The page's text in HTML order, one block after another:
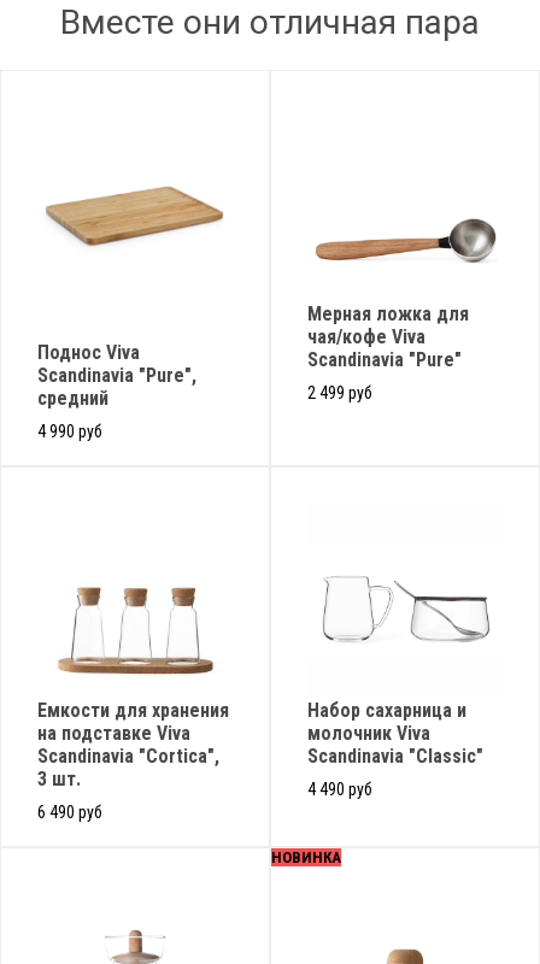
Вместе они отличная пара
Поднос Viva
Scandinavia "Pure",
средний
4 990 руб
Мерная ложка для
чая/кофе Viva
Scandinavia "Pure"
2 499 руб
Емкости для хранения
на подставке Viva
Scandinavia "Cortica",
3 шт.
6 490 руб
Набор сахарница и
молочник Viva
Scandinavia "Classic"
4 490 руб
НОВИНКА